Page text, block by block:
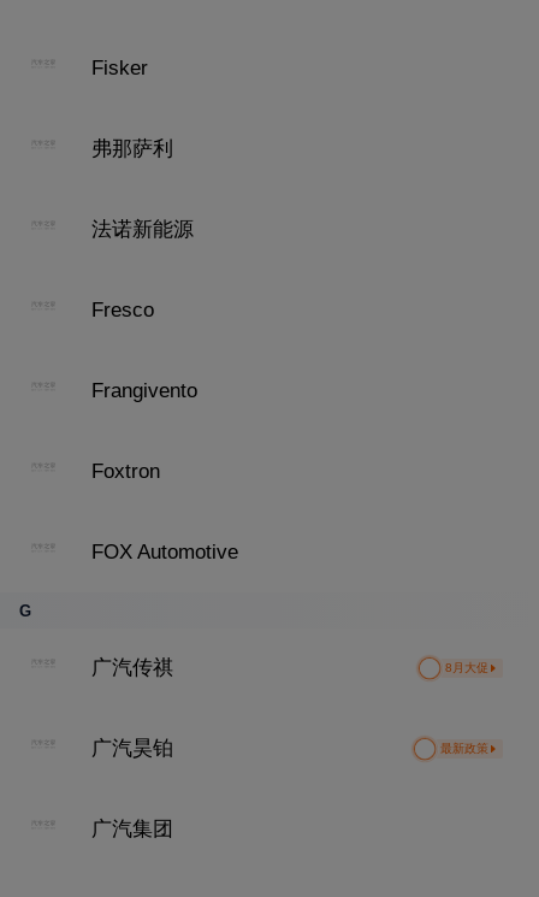
Fisker
弗那萨利
法诺新能源
Fresco
Frangivento
Foxtron
FOX Automotive
G
广汽传祺 8月大促
广汽昊铂 最新政策
广汽集团